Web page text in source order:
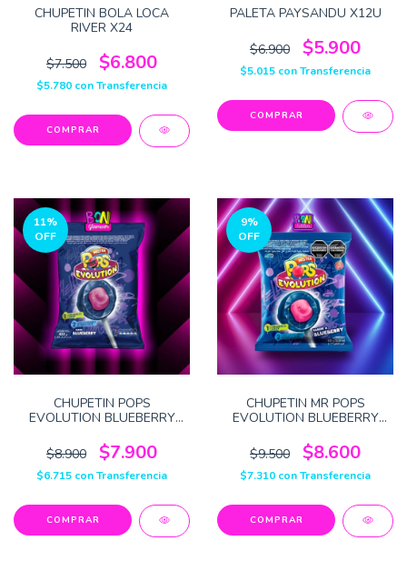
CHUPETIN BOLA LOCA
RIVER X24
$7.500 $6.800
$5.780 conTransferencia
PALETA PAYSANDU X12U
$6.900 $5.900
$5.015 conTransferencia
11%
OFF
CHUPETIN POPS
EVOLUTION BLUEBERRY
$8.900
$7.900
$6.715 conTransferencia
9%
OFF
CHUPETIN MR POPS
EVOLUTION BLUEBERRY
$9.500
$8.600
$7.310 conTransferencia